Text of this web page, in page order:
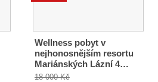
Wellness pobyt v
nejhonosnějším resortu
Mariánských Lázní 4…
18 000 Kč